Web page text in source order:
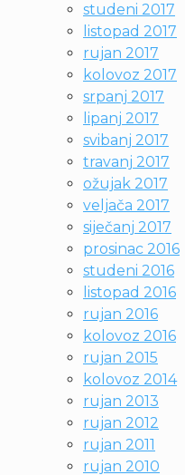
studeni 2017
listopad 2017
rujan 2017
kolovoz 2017
srpanj 2017
lipanj 2017
svibanj 2017
travanj 2017
ožujak 2017
veljača 2017
siječanj 2017
prosinac 2016
studeni 2016
listopad 2016
rujan 2016
kolovoz 2016
rujan 2015
kolovoz 2014
rujan 2013
rujan 2012
rujan 2011
rujan 2010